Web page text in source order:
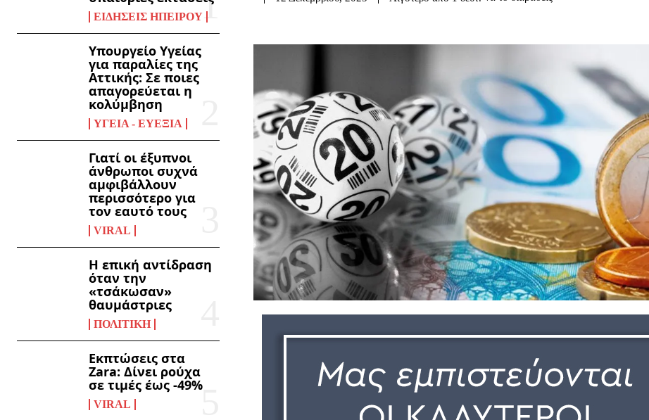
ΕΙΔΉΣΕΙΣ ΗΠΕΊΡΟΥ
Υπουργείο Υγείας
για παραλίες της
Αττικής: Σε ποιες
απαγορεύεται η
κολύμβηση
ΥΓΕΊΑ - ΕΥΕΞΊΑ
Γιατί οι έξυπνοι
άνθρωποι συχνά
αμφιβάλλουν
περισσότερο για
τον εαυτό τους
VIRAL
Η επική αντίδραση
όταν την
«τσάκωσαν»
θαυμάστριες
ΠΟΛΙΤΙΚΉ
Εκπτώσεις στα
Zara: Δίνει ρούχα
σε τιμές έως -49%
VIRAL